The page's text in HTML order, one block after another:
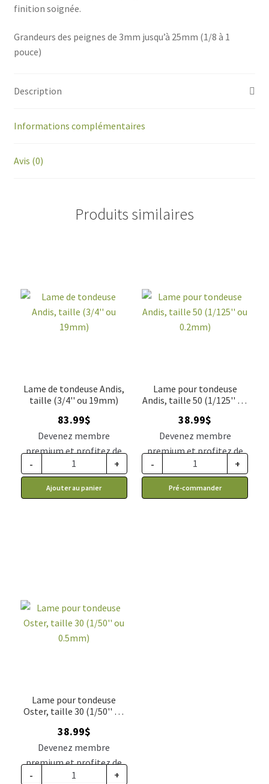
finition soignée.
Grandeurs des peignes de 3mm jusqu’à 25mm (1/8 à 1
pouce)
Description
Informations complémentaires
Avis (0)
Produits similaires
Lame de tondeuse Andis,
taille (3/4'' ou 19mm)
83.99$
Devenez membre
premium et profitez de
ce prix rabais : 69.29$ CA
- +
Ajouter au panier
Lame pour tondeuse
Andis, taille 50 (1/125'' ou
38.99$
Devenez membre
premium et profitez de
ce prix rabais : 32.17$ CA
- +
Pré-commander
Lame pour tondeuse
Oster, taille 30 (1/50'' ou
38.99$
Devenez membre
premium et profitez de
ce prix rabais : 32.17$ CA
- +